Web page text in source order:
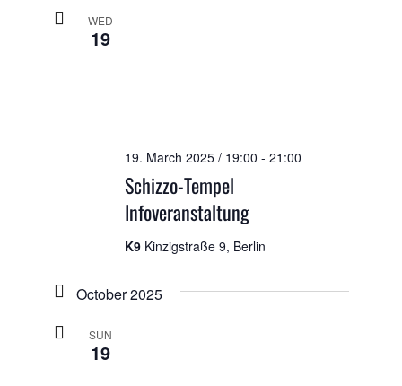
WED
19
Schizzo-Tempel
Infoveranstaltung
19. March 2025 / 19:00 - 21:00
K9 Kinzigstraße 9, Berlin
October 2025
SUN
19